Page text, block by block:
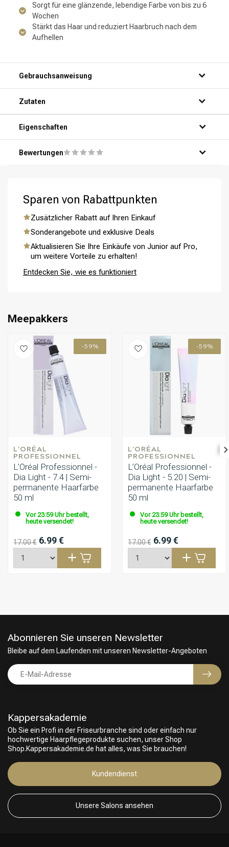
Umformung
Friseurwahl
Sorgt für eine glänzende, lebendige Farbe von bis zu 6
Wochen
Stärkt das Haar und reduziert Haarbruch nach dem
Aufhellen
Gebrauchsanweisung
Zutaten
Eigenschaften
Bewertungen
Sparen von Rabattpunkten
Zusätzlicher Rabatt auf Ihren Einkauf
Sonderangebote und exklusive Deals
Aktualisieren Sie Ihre Einkäufe von Junior auf Pro,
um weitere Vorteile zu erhalten!
Entdecken Sie, wie es funktioniert
Meepakkers
-59%
L'ORÉAL
PROFESSIONNEL
L’Oréal Professionnel -
Dia Light - 7.4 | Semi-
permanente Haarfarbe
50 ml
Vor 23:59 Uhr bestellt,
heute versendet!
17.00 € 6.99 €
-59%
L'ORÉAL
PROFESSIONNEL
L’Oréal Professionnel -
Dia Light - 5.20 | Semi-
permanente Haarfarbe
50 ml
Vor 23:59 Uhr bestellt,
heute versendet!
17.00 € 6.99 €
Kappersakademie
Ob Sie ein Profi in der Friseurbranche sind oder einfach nur
hochwertige Haarpflegeprodukte suchen, unser Shop
Shop.Kappersakademie.de hat alles, was Sie brauchen!
Kundendienst
Unsere Salons ansehen
Abonnieren Sie unseren Newsletter
Bleibe auf dem Laufenden mit unseren Newsletter-Angeboten